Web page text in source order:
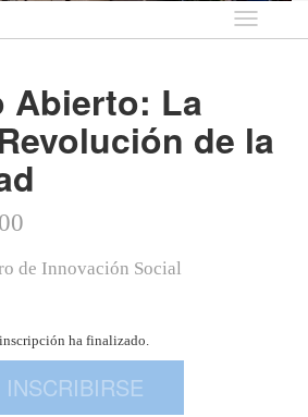
Idioma
Abierto: La
de la
de Innovación Social
ha finalizado.
INSCRIBIRSE